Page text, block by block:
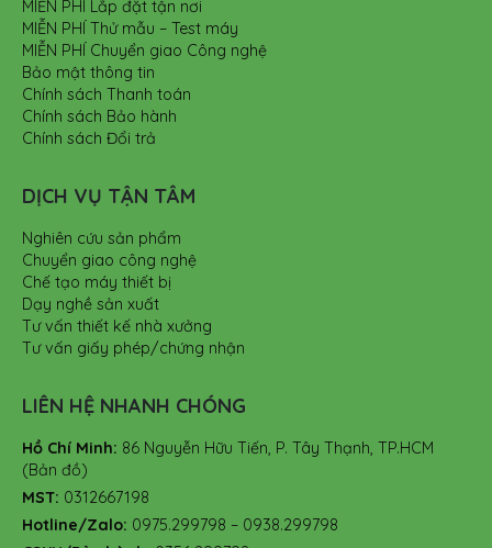
MIỄN PHÍ Lắp đặt tận nơi
MIỄN PHÍ Thử mẫu – Test máy
MIỄN PHÍ Chuyển giao Công nghệ
Bảo mật thông tin
Chính sách Thanh toán
Chính sách Bảo hành
Chính sách Đổi trả
DỊCH VỤ TẬN TÂM
Nghiên cứu sản phẩm
Chuyển giao công nghệ
Chế tạo máy thiết bị
Dạy nghề sản xuất
Tư vấn thiết kế nhà xưởng
Tư vấn giấy phép/chứng nhận
LIÊN HỆ NHANH CHÓNG
Hồ Chí Minh: 86 Nguyễn Hữu Tiến, P. Tây Thạnh, TP.HCM
(Bản đồ)
MST: 0312667198
Hotline/Zalo: 0975.299798 – 0938.299798